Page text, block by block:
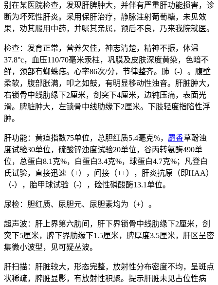
别在某医院检查，发现肝脾肿大，并伴有严重肝功能损害，诊
断为坏死性肝炎。采用保肝治疗，静脉注射葡萄糖，未见效
果，劝其服用中药，并嘱其亲属，预后不良，乃来我院就医。
检查：发育正常，营养欠佳，神志清楚，精神不振，体温
37.8°c，血压110/70毫米汞柱，巩膜及皮肤深度黄染，色暗不
鲜，颈部有蜘蛛痣。心率86次/分，节律整齐。肺（-）。腹壁
柔软，腹部胀满，叩之如鼓，有明显移动性浊音。肝脏肿大，
右锁骨中线肋缘下2厘米，剑突下4厘米，边钝压痛，表面光
滑。脾脏肿大，左锁骨中线肋缘下2厘米。下肢轻度指陷性浮
肿。
肝功能：黄疸指数75单位，总胆红质5.4毫克%， 麝香草酚浊
度试验30单位，硫酸锌浊度试验20单位，谷丙转氨酶490单
位，总蛋白8.1克%，白蛋白3.4克%，球蛋白4.7克%；凡登白
氏试验，直接迅速（+），间接（++），肝炎抗原（即HAA）
（-），胎甲球试验（-），硷性磷酸酶13.1单位。
尿检：胆红质、尿胆元、尿胆素均为（+）。
超声波：肝上界第六肋间，肝下界锁骨中线肋缘下2厘米，剑
突下5厘米，脾下界肋缘下1.5厘米，脾厚度3.5厘米，肝区呈密
集微小波型，见可疑丛波。
肝扫描：肝脏较大，形态完整，放射性分布密度不均，呈斑点
状稀疏，脾脏显影，有放射性积聚。提示肝脏未见占位性病